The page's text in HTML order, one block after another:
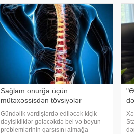
adına Elmi Cərrahiyy
Sağlam onurğa üçün
mütəxəssisdən tövsiyələr
Gündəlik vərdişlərdə ediləcək kiçik
dəyişikliklər gələcəkdə bel və boyun
problemlərinin qarşısını almağa